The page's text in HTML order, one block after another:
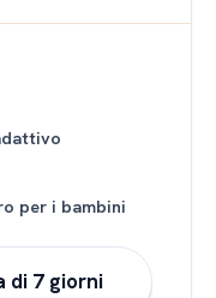
per i bambini
di 7 giorni